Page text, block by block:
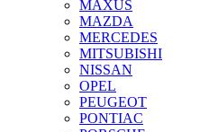
MAXUS
MAZDA
MERCEDES
MITSUBISHI
NISSAN
OPEL
PEUGEOT
PONTIAC